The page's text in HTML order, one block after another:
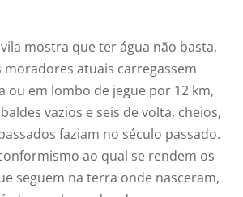
mostra que ter água não basta,
moradores atuais carregassem
ou em lombo de jegue por 12 km,
vazios e seis de volta, cheios,
faziam no século passado.
ao qual se rendem os
seguem na terra onde nasceram,